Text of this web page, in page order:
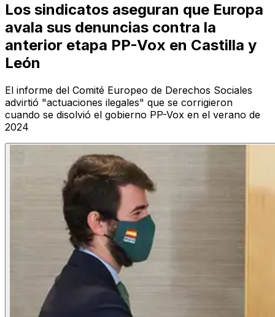
Los sindicatos aseguran que Europa
avala sus denuncias contra la
anterior etapa PP-Vox en Castilla y
León
El informe del Comité Europeo de Derechos Sociales
advirtió "actuaciones ilegales" que se corrigieron
cuando se disolvió el gobierno PP-Vox en el verano de
2024